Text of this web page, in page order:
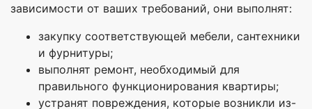
зависимости от ваших требований, они выполнят:
закупку соответствующей мебели, сантехники
и фурнитуры;
выполнят ремонт, необходимый для
правильного функционирования квартиры;
устранят повреждения, которые возникли из-